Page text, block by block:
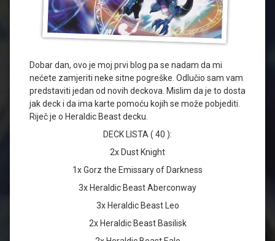
Dobar dan, ovo je moj prvi blog pa se nadam da mi
nećete zamjeriti neke sitne pogreške. Odlučio sam vam
predstaviti jedan od novih deckova. Mislim da je to dosta
jak deck i da ima karte pomoću kojih se može pobjediti.
Riječ je o Heraldic Beast decku.
DECK LISTA ( 40 ):
2x Dust Knight
1x Gorz the Emissary of Darkness
3x Heraldic Beast Aberconway
3x Heraldic Beast Leo
2x Heraldic Beast Basilisk